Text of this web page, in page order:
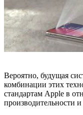
Вероятно, будущая
комбинации этих
стандартам Apple в
производительности